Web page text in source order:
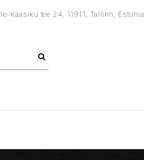
Kaasiku tee 24, 11911, Tallinn, Estonia